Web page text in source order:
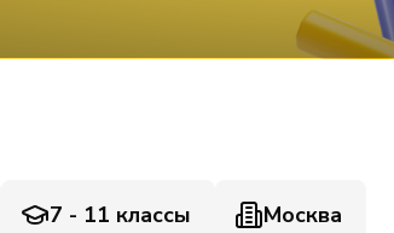
7 - 11 классы
Москва